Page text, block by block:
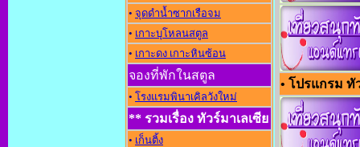
• จุดดำน้ำซากเรือจม
• เกาะบุโหลนสตูล
• เกาะดง เกาะหินซ้อน
จองที่พักในสตูล
• โรงแรมพินาเคิลวังใหม่
** รวมเรื่อง ทัวร์มาเลเซีย
• เก็นติ้ง
• โปรแกรม ทั